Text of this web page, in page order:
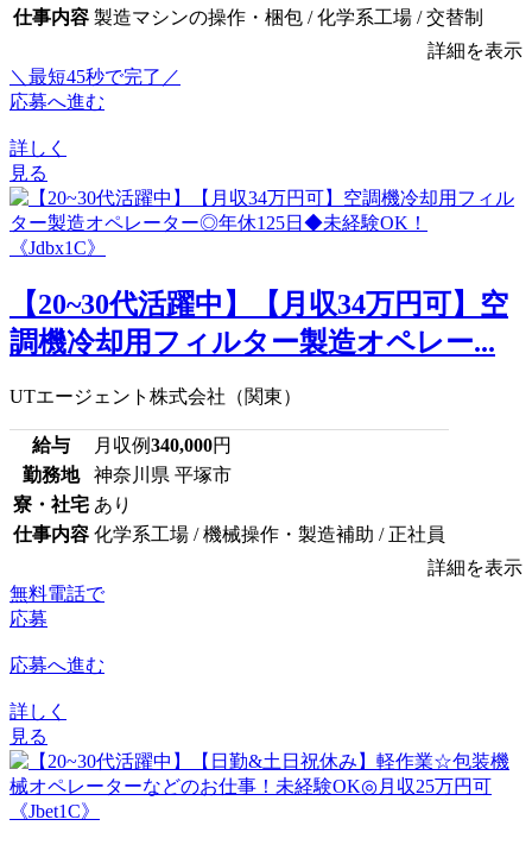
仕事内容 製造マシンの操作・梱包 / 化学系工場 / 交替制
詳細を表示
＼最短45秒で完了／
応募へ進む
詳しく
見る
【20~30代活躍中】【月収34万円可】空
調機冷却用フィルター製造オペレー...
UTエージェント株式会社（関東）
給与 月収例340,000円
勤務地
神奈川県 平塚市
寮・社宅 あり
仕事内容 化学系工場 / 機械操作・製造補助 / 正社員
詳細を表示
無料電話で
応募
応募へ進む
詳しく
見る